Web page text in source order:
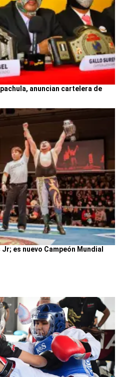
anuncian cartelera de
es nuevo Campeón Mundial